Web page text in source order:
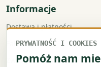
Informacje
Dostawa i płatności
Faktury VAT
Zwroty i reklamacje
PRYWATNOŚĆ I COOKIES
Pomóż nam